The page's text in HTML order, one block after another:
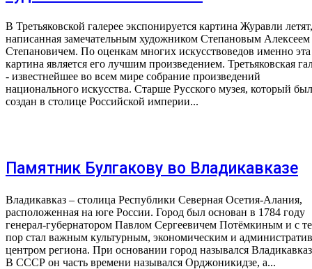
В Третьяковской галерее экспонируется картина Журавли летят,
написанная замечательным художником Степановым Алексеем
Степановичем. По оценкам многих искусствоведов именно эта
картина является его лучшим произведением. Третьяковская
- известнейшее во всем мире собрание произведений
национального искусства. Старше Русского музея, который был
создан в столице Российской империи...
Памятник Булгакову во Владикавказе
Владикавказ – столица Республики Северная Осетия-Алания,
расположенная на юге России. Город был основан в 1784 году
генерал-губернатором Павлом Сергеевичем Потёмкиным и с
пор стал важным культурным, экономическим и
центром региона. При основании город назывался
В СССР он часть времени назывался Орджоникидзе, а...